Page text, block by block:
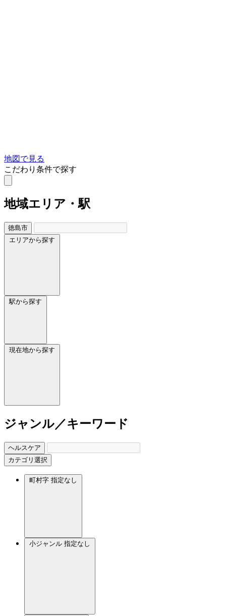
地図で見る
こだわり条件で探す
地域エリア・駅
徳島市
エリアから探す
駅から探す
現在地から探す
ジャンル／キーワード
ヘルスケア
カテゴリ選択
町村字 指定なし
小ジャンル 指定なし